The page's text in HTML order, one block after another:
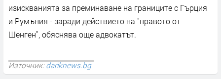
изискванията за преминаване на границите с Гърция
и Румъния - заради действието на "правото от
Шенген", обяснява още адвокатът.
Източник:dariknews.bg